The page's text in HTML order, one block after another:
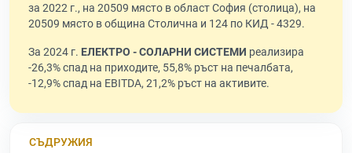
за 2022 г., на 20509 място в област София (столица), на
20509 място в община Столична и 124 по КИД - 4329.
За 2024 г. ЕЛЕКТРО - СОЛАРНИ СИСТЕМИ реализира
-26,3% спад на приходите, 55,8% ръст на печалбата,
-12,9% спад на EBITDA, 21,2% ръст на активите.
СЪДРУЖИЯ